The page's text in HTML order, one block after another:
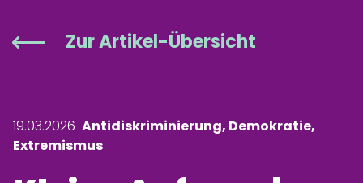
Zur Artikel-Übersicht
19.03.2026 Antidiskriminierung, Demokratie,
Extremismus